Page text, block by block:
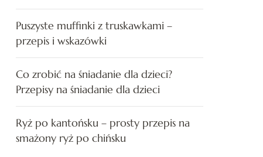
Puszyste muffinki z truskawkami –
przepis i wskazówki
Co zrobić na śniadanie dla dzieci?
Przepisy na śniadanie dla dzieci
Ryż po kantońsku – prosty przepis na
smażony ryż po chińsku